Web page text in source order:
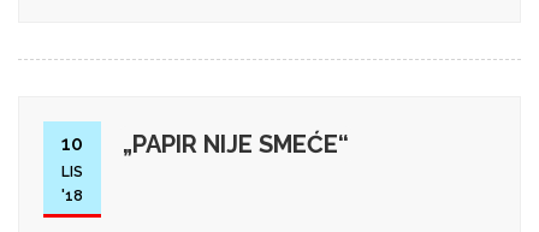
10
LIS
'18
„PAPIR NIJE SMEĆE“